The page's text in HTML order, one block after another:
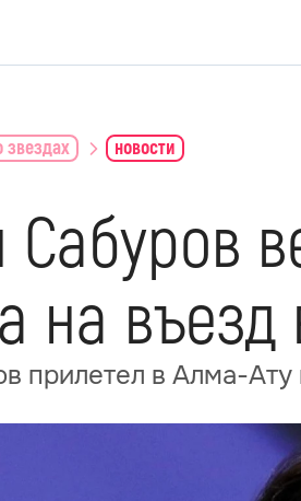
звездах новости
на
прилетел в Алма-